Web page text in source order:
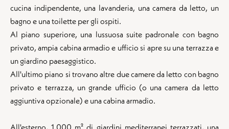
cucina indipendente, una lavanderia, una camera da letto, un
bagno e una toilette per gli ospiti.
Al piano superiore, una lussuosa suite padronale con bagno
privato, ampia cabina armadio e ufficio si apre su una terrazza e
un giardino paesaggistico.
All'ultimo piano si trovano altre due camere da letto con bagno
privato e terrazza, un grande ufficio (o una camera da letto
aggiuntiva opzionale) e una cabina armadio.
All'esterno, 1.000 m² di giardini mediterranei terrazzati, una